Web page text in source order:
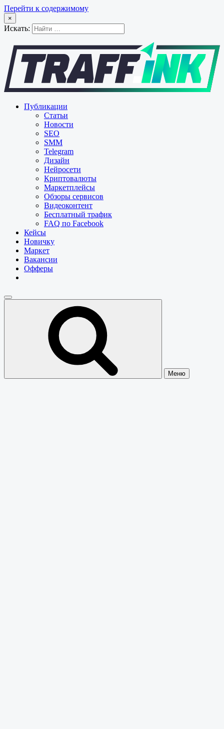
Перейти к содержимому
×
Искать:
Публикации
Статьи
Новости
SEO
SMM
Telegram
Дизайн
Нейросети
Криптовалюты
Маркетплейсы
Обзоры сервисов
Видеоконтент
Бесплатный трафик
FAQ по Facebook
Кейсы
Новичку
Маркет
Вакансии
Офферы
Меню